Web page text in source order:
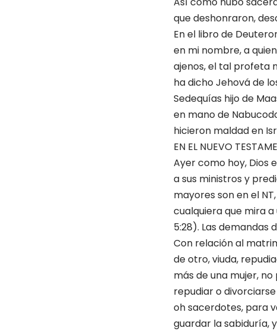
que deshonraron,
En el libro de
en mi nombre, a
ajenos, el tal profeta
ha dicho Jehová de
Sedequías hijo de
en mano de
hicieron maldad en
EN EL NUEVO
Ayer como hoy, Dios
a sus ministros y
mayores son en el
cualquiera que mira
5:28). Las demandas
Con relación al
de otro, viuda,
más de una mujer,
repudiar o
oh sacerdotes, para
guardar la sabiduría,